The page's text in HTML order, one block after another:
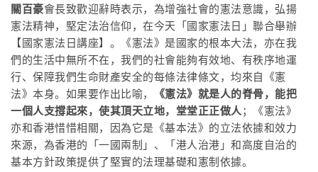
關百豪會長致歡迎辭時表示，為增強社會的憲法意識，弘揚
憲法精神，堅定法治信仰，在今天「國家憲法日」聯合舉辦
【國家憲法日講座】。《憲法》是國家的根本大法，亦在我
們的生活中無所不在，我們的社會能夠有效地、有秩序地運
行、保障我們生命財產安全的每條法律條文，均來自《憲
法》本身。如果要作出比喻，
《憲法》就是人的脊骨，能把
一個人支撐起來，使其頂天立地，堂堂正正做人 ；《憲法》
亦和香港惜惜相關，因為它是《基本法》的立法依據和效力
來源，為香港的「一國兩制」、「港人治港」和高度自治的
基本方針政策提供了堅實的法理基礎和憲制依據。